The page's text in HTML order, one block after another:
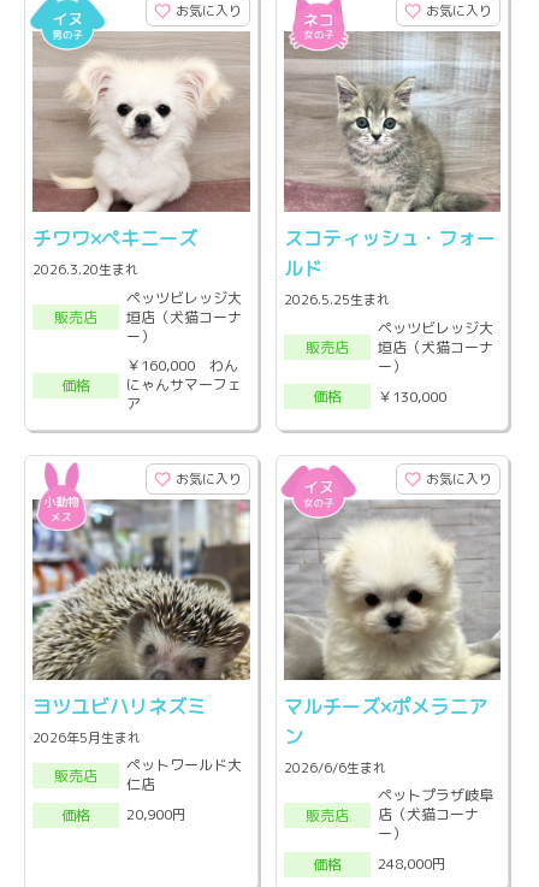
お気に入り
チワワ×ペキニーズ
2026.3.20生まれ
販売店
ペッツビレッジ大
垣店（犬猫コーナ
ー）
価格
￥160,000 わん
にゃんサマーフェ
ア
お気に入り
スコティッシュ・フォー
ルド
2026.5.25生まれ
販売店
ペッツビレッジ大
垣店（犬猫コーナ
ー）
価格
￥130,000
お気に入り
ヨツユビハリネズミ
2026年5月生まれ
販売店
ペットワールド大
仁店
価格
20,900円
お気に入り
マルチーズ×ポメラニア
ン
2026/6/6生まれ
販売店
ペットプラザ岐阜
店（犬猫コーナ
ー）
価格
248,000円